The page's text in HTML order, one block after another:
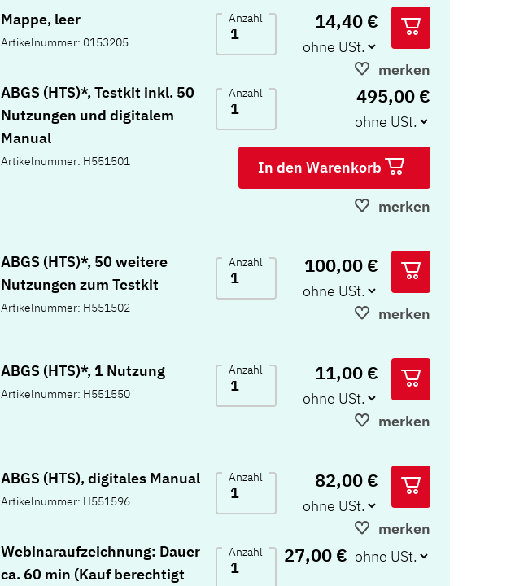
Mappe, leer
Artikelnummer: 0153205
Anzahl 14,40 €
merken
ABGS (HTS)*, Testkit inkl. 50
Nutzungen und digitalem
Manual
Artikelnummer: H551501
Anzahl 495,00 €
In den Warenkorb
merken
ABGS (HTS)*, 50 weitere
Nutzungen zum Testkit
Artikelnummer: H551502
Anzahl 100,00 €
merken
ABGS (HTS)*, 1 Nutzung
Artikelnummer: H551550
Anzahl 11,00 €
merken
ABGS (HTS), digitales Manual
Artikelnummer: H551596
Anzahl 82,00 €
merken
Webinaraufzeichnung: Dauer
ca. 60 min (Kauf berechtigt
Anzahl 27,00 €